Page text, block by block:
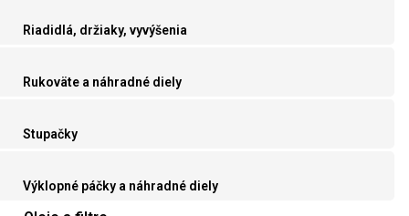
Riadidlá, držiaky, vyvýšenia
Rukoväte a náhradné diely
Stupačky
Výklopné páčky a náhradné diely